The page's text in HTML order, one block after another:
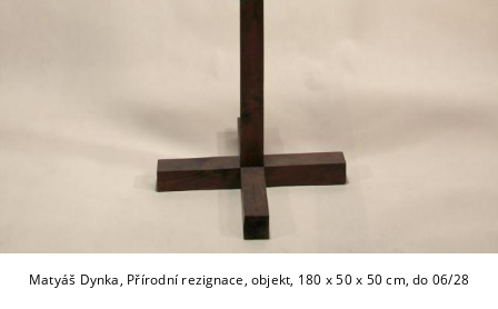
Matyáš Dynka, Přírodní rezignace, objekt, 180 x 50 x 50 cm, do 06/28